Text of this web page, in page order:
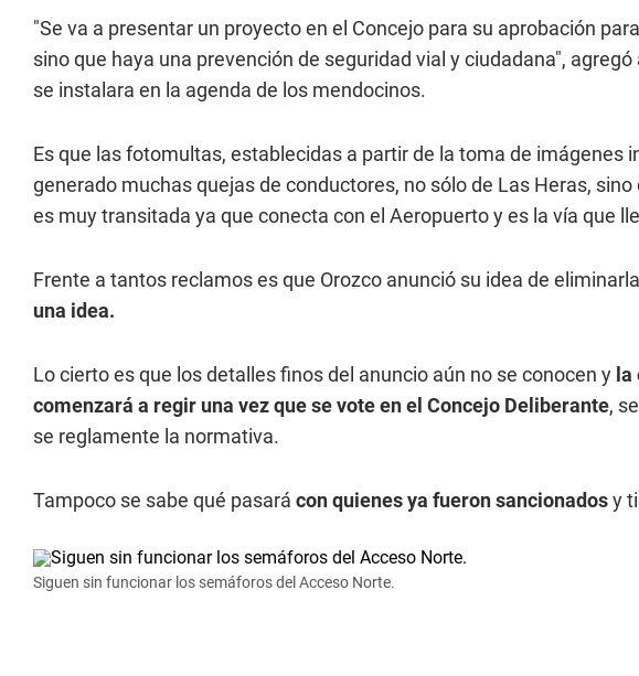
"Se va a presentar un proyecto en el Concejo para su aprobación
sino que haya una prevención de seguridad vial y ciudadana",
se instalara en la agenda de los mendocinos.
Es que las fotomultas, establecidas a partir de la toma de imágenes
generado muchas quejas de conductores, no sólo de Las Heras,
es muy transitada ya que conecta con el Aeropuerto y es la vía que
Frente a tantos reclamos es que Orozco anunció su idea de
una idea.
Lo cierto es que los detalles finos del anuncio aún no se conocen y
comenzará a regir una vez que se vote en el Concejo Deliberante,
se reglamente la normativa.
Tampoco se sabe qué pasará con quienes ya fueron sancionadosy
Siguen sin funcionar los semáforos del Acceso Norte.